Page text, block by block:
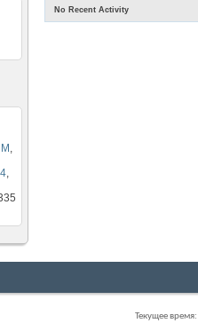
,
,
No Recent Activity
Текущее время: